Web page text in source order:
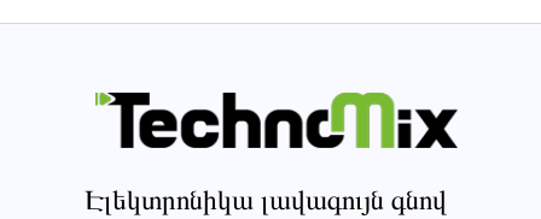
Էլեկտրոնիկա լավագույն գնով